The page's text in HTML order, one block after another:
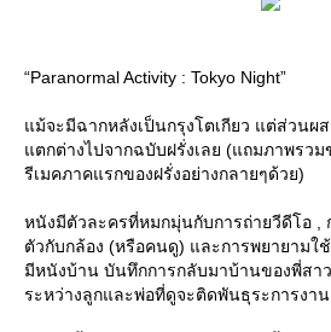
“Paranormal Activity : Tokyo Night”
ม้จะมีฉากหลังเป็นกรุงโตเกียว แต่ส่วนผ
ตกต่างไปจากฉบับฝรั่งเลย (แถมภาพรวม
รีเมคภาคแรกของฝรั่งอย่างกลายๆด้วย)
หนังมีตัวละครที่หมกมุ่นกับการถ่ายวีดีโอ ,
ตัวกับกล้อง (หรือคนดู) และการพยายามใ
มีหนังบ้าน บันทึกการกลับมาบ้านของพี่สา
ระหว่างลูกและพ่อที่ดูจะติดพันธุระการงา